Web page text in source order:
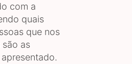
com a
quais
que nos
são as